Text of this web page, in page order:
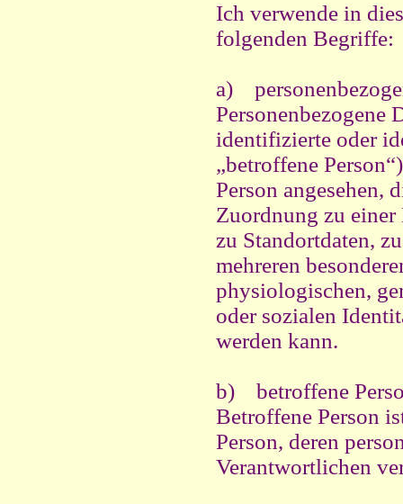
Ich verwende in
folgenden Begriffe:
a)
Personenbezogene
identifizierte oder
„betroffene
Person angesehen,
Zuordnung zu einer
zu Standortdaten,
mehreren
physiologischen,
oder sozialen
werden kann.
b) betroffene
Betroffene Person
Person, deren
Verantwortlichen